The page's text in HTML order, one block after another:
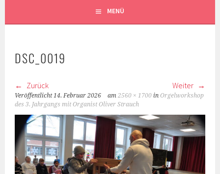
MENÜ
DSC_0019
Zurück Weiter
Veröffentlicht14. Februar 2026 am2560 × 1700 inOrgelworkshop
des 3. Jahrgangs mit Organist Oliver Strauch